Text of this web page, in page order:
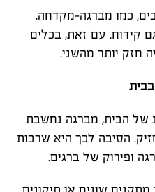
כמו מברגה-מקדחה,
קידוח. עם זאת, בכלים
חזק יותר מהשני.
של הבית, מברגה נחשבת
הסיבה לכך היא שרבות
ופירוק של ברגים.